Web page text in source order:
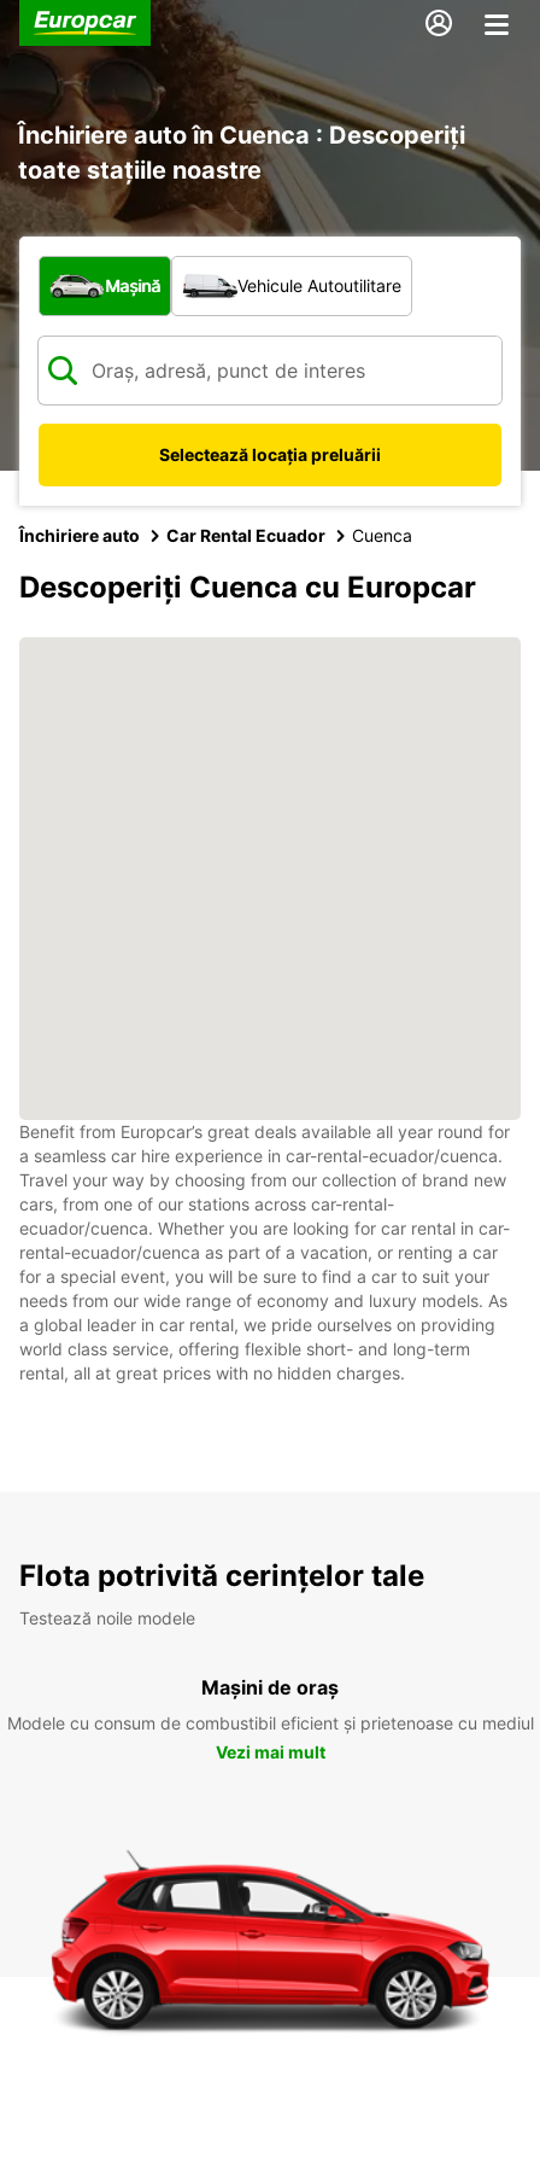
Închiriere auto în Cuenca : Descoperiți
toate stațiile noastre
Ce tip de vehicul?
Mașină Vehicule Autoutilitare
Selectează locația preluării
Închiriere auto Car Rental Ecuador Cuenca
Descoperiți Cuenca cu Europcar
Benefit from Europcar’s great deals available all year round for
a seamless car hire experience in car-rental-ecuador/cuenca.
Travel your way by choosing from our collection of brand new
cars, from one of our stations across car-rental-
ecuador/cuenca. Whether you are looking for car rental in car-
rental-ecuador/cuenca as part of a vacation, or renting a car
for a special event, you will be sure to find a car to suit your
needs from our wide range of economy and luxury models. As
a global leader in car rental, we pride ourselves on providing
world class service, offering flexible short- and long-term
rental, all at great prices with no hidden charges.
Flota potrivită cerințelor tale
Testează noile modele
Mașini de oraș
Modele cu consum de combustibil eficient și prietenoase cu mediul
Vezi mai mult